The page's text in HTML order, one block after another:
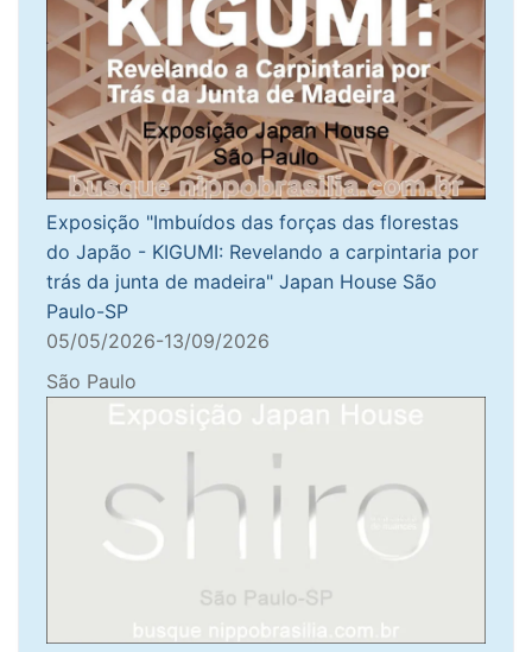
Exposição "Imbuídos das forças das florestas
do Japão - KIGUMI: Revelando a carpintaria por
trás da junta de madeira" Japan House São
Paulo-SP
05/05/2026-13/09/2026
São Paulo